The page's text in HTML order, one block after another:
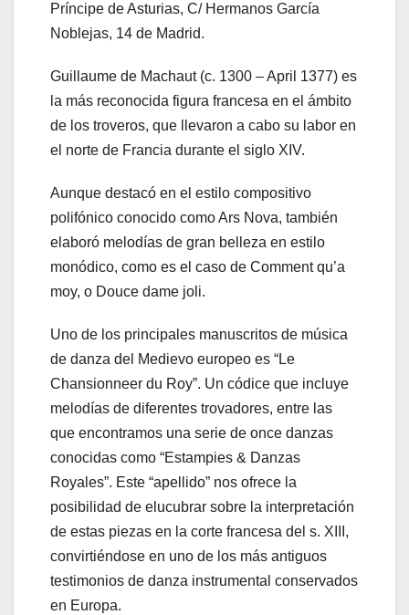
Príncipe de Asturias, C/ Hermanos García
Noblejas, 14 de Madrid.
Guillaume de Machaut (c. 1300 – April 1377) es
la más reconocida figura francesa en el ámbito
de los troveros, que llevaron a cabo su labor en
el norte de Francia durante el siglo XIV.
Aunque destacó en el estilo compositivo
polifónico conocido como Ars Nova, también
elaboró melodías de gran belleza en estilo
monódico, como es el caso de Comment qu’a
moy, o Douce dame joli.
Uno de los principales manuscritos de música
de danza del Medievo europeo es “Le
Chansionneer du Roy”. Un códice que incluye
melodías de diferentes trovadores, entre las
que encontramos una serie de once danzas
conocidas como “Estampies & Danzas
Royales”. Este “apellido” nos ofrece la
posibilidad de elucubrar sobre la interpretación
de estas piezas en la corte francesa del s. XIII,
convirtiéndose en uno de los más antiguos
testimonios de danza instrumental conservados
en Europa.